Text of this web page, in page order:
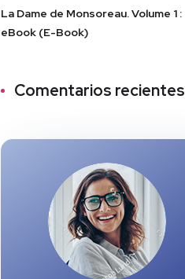
La Dame de Monsoreau. Volume 1 :
eBook (E-Book)
Comentarios recientes